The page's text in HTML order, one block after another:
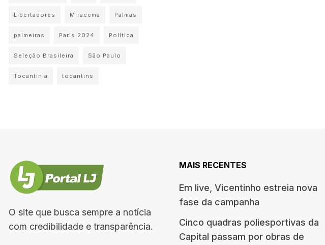
Libertadores Miracema Palmas
palmeiras Paris 2024 Política
Seleção Brasileira São Paulo
Tocantinia tocantins
O site que busca sempre a notícia
com credibilidade e transparência.
MAIS RECENTES
Em live, Vicentinho estreia nova
fase da campanha
Cinco quadras poliesportivas da
Capital passam por obras de